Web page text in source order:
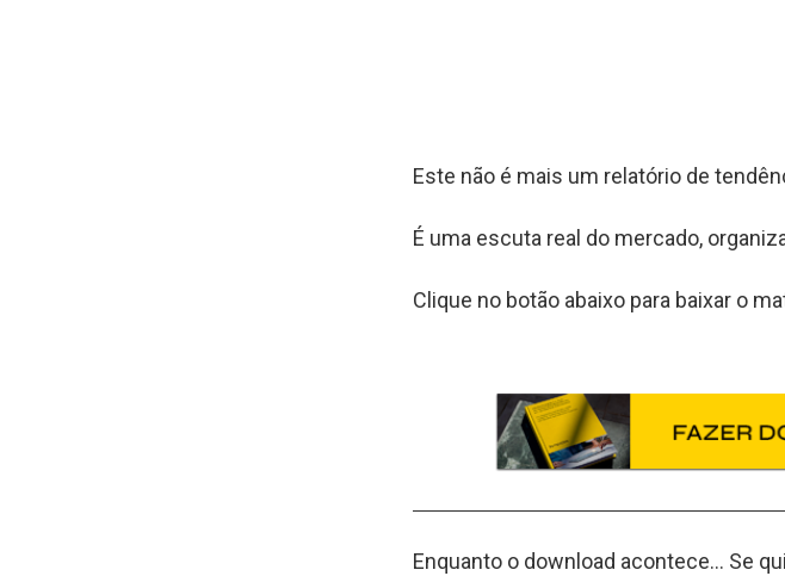
Este não é mais um relatório de
É uma escuta real do mercado,
Clique no botão abaixo para baixar o
Enquanto o download acontece… Se